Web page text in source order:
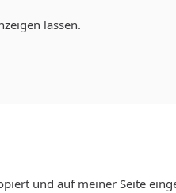
lassen.
und auf meiner Seite